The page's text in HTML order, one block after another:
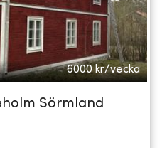
6000 kr/vecka
Sörmland